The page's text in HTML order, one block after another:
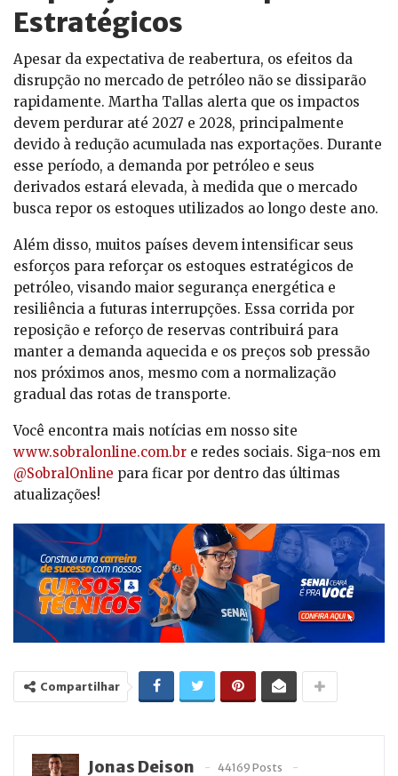
Estratégicos
Apesar da expectativa de reabertura, os efeitos da
disrupção no mercado de petróleo não se dissiparão
rapidamente. Martha Tallas alerta que os impactos
devem perdurar até 2027 e 2028, principalmente
devido à redução acumulada nas exportações. Durante
esse período, a demanda por petróleo e seus
derivados estará elevada, à medida que o mercado
busca repor os estoques utilizados ao longo deste ano.
Além disso, muitos países devem intensificar seus
esforços para reforçar os estoques estratégicos de
petróleo, visando maior segurança energética e
resiliência a futuras interrupções. Essa corrida por
reposição e reforço de reservas contribuirá para
manter a demanda aquecida e os preços sob pressão
nos próximos anos, mesmo com a normalização
gradual das rotas de transporte.
Você encontra mais notícias em nosso site
www.sobralonline.com.br e redes sociais. Siga-nos em
@SobralOnline para ficar por dentro das últimas
atualizações!
Compartilhar
Jonas Deison 44169 Posts